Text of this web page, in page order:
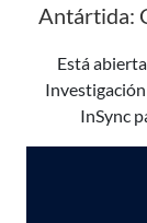
Antártida:
Está
InSync